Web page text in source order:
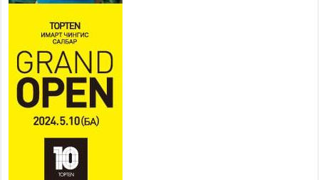
Ерөнхий сайд Н.Учрал БНХАУ-аас Монгол Улсад
суугаа Элчин сайд Шэнь Миньжюанийг хүлээн
авч уулзав
2026 оны 7 сар 21 / 16 цаг 39 минут
БҮГД НАЙРАМДАХ ТАЖИКИСТАН УЛСТАЙ
ЭДИЙН ЗАСГИЙН ХАМТЫН АЖИЛЛАГААГ
ӨРГӨЖҮҮЛНЭ
2026 оны 7 сар 21 / 16 цаг 34 минут
26,992 суралцагч хотхоны бага сургуульд, 8100
суралцагч төрөлжсөн ахлах сургуульд